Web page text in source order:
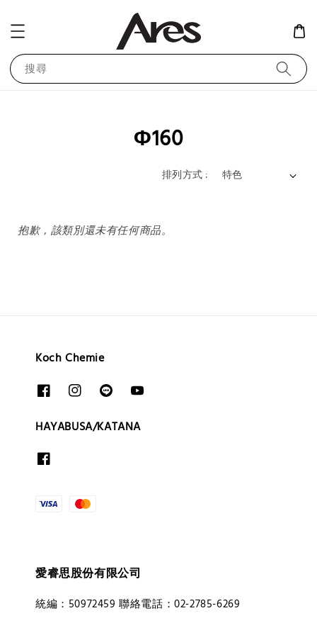
搜尋
Φ160
排列方式 :
抱歉，該類別還未有任何商品。
Koch Chemie
HAYABUSA/KATANA
愛睿思股份有限公司
統編：50972459 聯絡電話：02-2785-6269